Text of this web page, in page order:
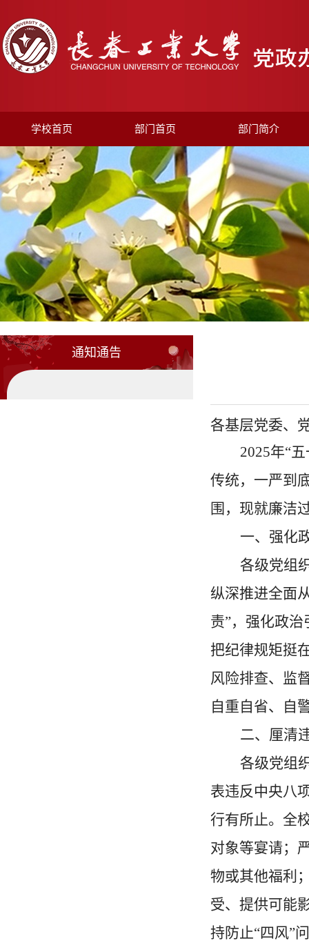
学校首页 部门首页 部门简介
通知通告
各基层党委、
2025年“
传统，一严到
围，现就廉洁
一、强化
各级党组
纵深推进全面
责”，强化政
把纪律规矩挺
风险排查、监
自重自省、自
二、厘清
各级党组
表违反中央八
行有所止。全
对象等宴请；
物或其他福利
受、提供可能
持防止“四风”